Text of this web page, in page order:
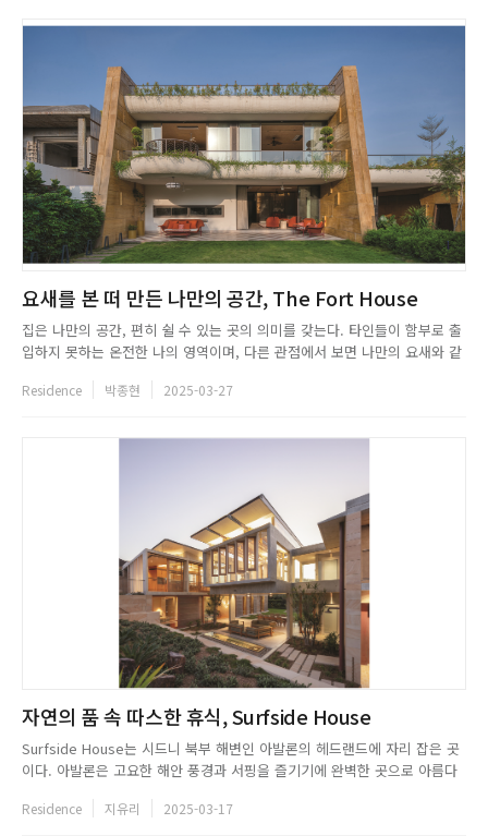
요새를 본 떠 만든 나만의 공간, The Fort House
집은 나만의 공간, 편히 쉴 수 있는 곳의 의미를 갖는다. 타인들이 함부로 출
입하지 못하는 온전한 나의 영역이며, 다른 관점에서 보면 나만의 요새와 같
적인 요새 건축에서 영감을 받아 이를 현대적인 관점에서 재해석하여 The
Residence 박종현 2025-03-27
자연의 품 속 따스한 휴식, Surfside House
Surfside House는 시드니 북부 해변인 아발론의 헤드랜드에 자리 잡은 곳
이다. 아발론은 고요한 해안 풍경과 서핑을 즐기기에 완벽한 곳으로 아름다
대한 반영한 거주 공간을 기획했다. 이에 건물의 대지는 두 개의 부지를 하나
Residence 지유리 2025-03-17